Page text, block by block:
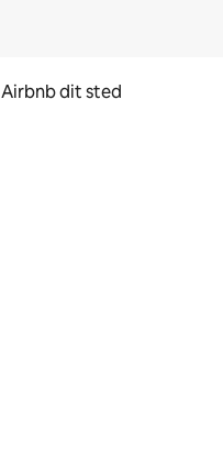
Airbnb dit sted